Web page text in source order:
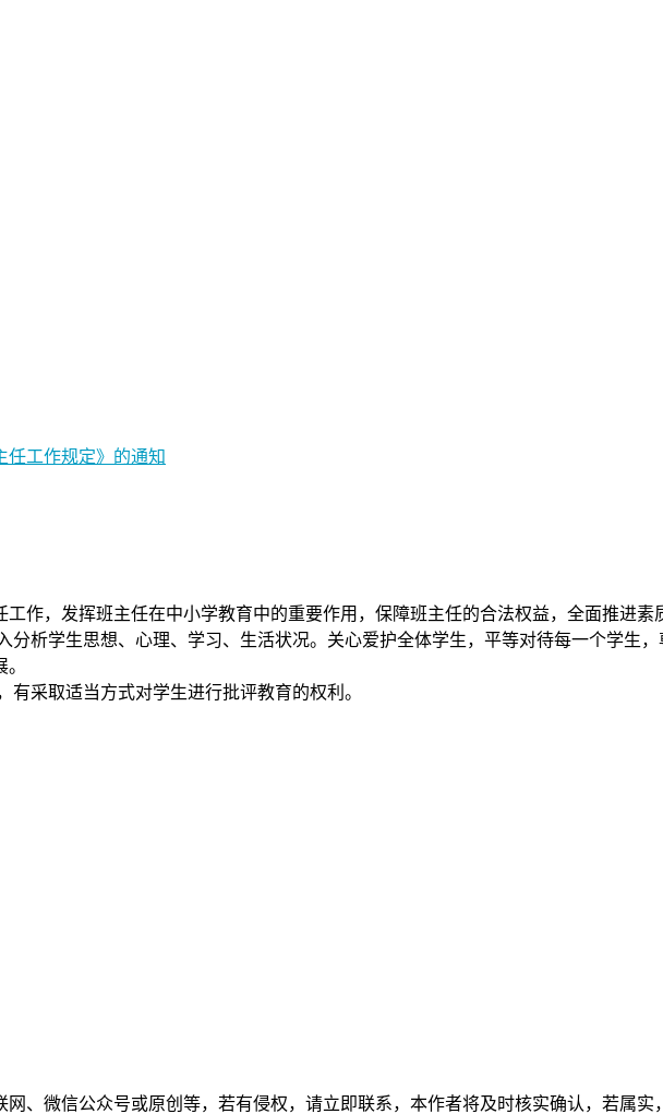
任工作规定》的通知
作，发挥班主任在中小学教育中的重要作用，保障班主任的合法权益，全面推进
分析学生思想、心理、学习、生活状况。关心爱护全体学生，平等对待每一个学生
采取适当方式对学生进行批评教育的权利。
、微信公众号或原创等，若有侵权，请立即联系，本作者将及时核实确认，若属实